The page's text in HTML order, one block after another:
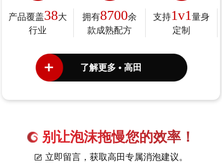
产品覆盖38大
行业
拥有8700余
款成熟配方
支持1v1 量身
定制
了解更多 • 高田
别让泡沫拖慢您的效率！
立即留言，获取高田专属消泡建议。